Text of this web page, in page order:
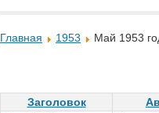
Главная 1953 Май 1953
Заголовок